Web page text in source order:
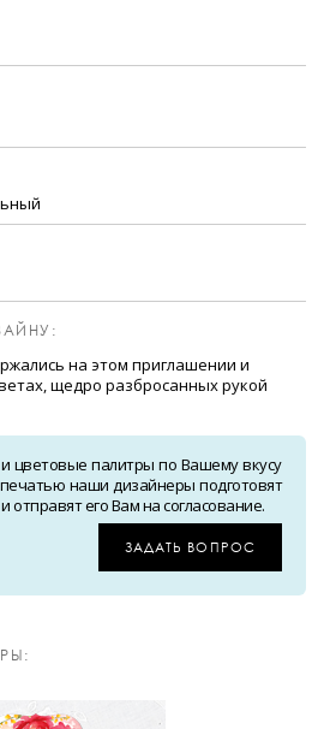
на этом приглашении и
щедро разбросанных рукой
цветовые палитры по Вашему вкусу
наши дизайнеры подготовят
его Вам на согласование.
ЗАДАТЬ ВОПРОС